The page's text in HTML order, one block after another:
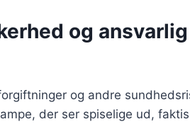
og ansvarlig
og andre
der ser spiselige ud,